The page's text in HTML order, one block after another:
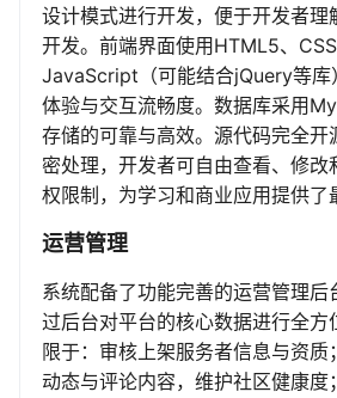
设计模式进行开发，便于开发者理
开发。前端界面使用HTML5、
JavaScript（可能结合jQuery等库
体验与交互流畅度。数据库采用
存储的可靠与高效。源代码完全开
密处理，开发者可自由查看、修改
权限制，为学习和商业应用提供了
运营管理
系统配备了功能完善的运营管理后
过后台对平台的核心数据进行全方
限于：审核上架服务者信息与资质
动态与评论内容，维护社区健康度